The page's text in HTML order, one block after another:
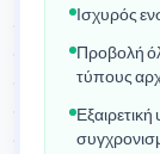
Ισχυρός
Προβολή
τύπους